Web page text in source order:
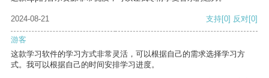
2024-08-21 支持[0] 反对[0]
游客
这款学习软件的学习方式非常灵活，可以根据自己的需求选择学习方
式。我可以根据自己的时间安排学习进度。